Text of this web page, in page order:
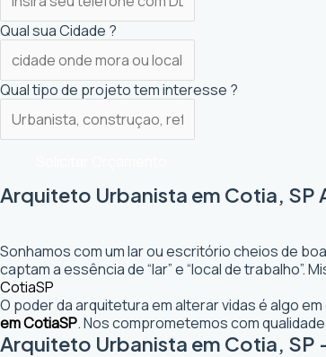
Qual sua Cidade ?
Qual tipo de projeto tem interesse ?
Arquiteto Urbanista em Cotia, SP
Sonhamos com um lar ou escritório cheios de
captam a essência de “lar” e “local de
CotiaSP
O poder da arquitetura em alterar vidas é algo
em CotiaSP. Nos comprometemos com
Arquiteto Urbanista em Cotia,